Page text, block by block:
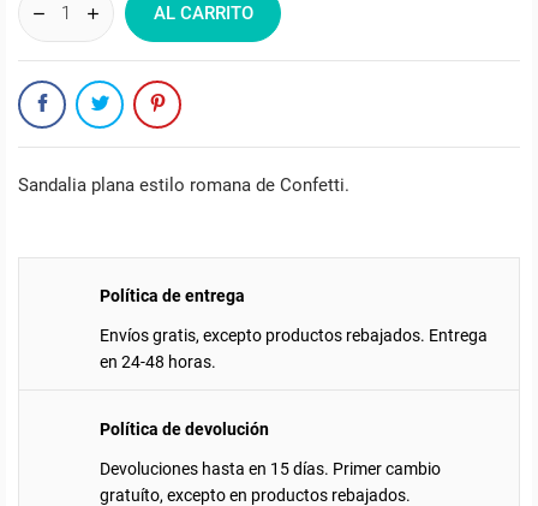
AL CARRITO
Sandalia plana estilo romana de Confetti.
Política de entrega
Envíos gratis, excepto productos rebajados. Entrega
en 24-48 horas.
Política de devolución
Devoluciones hasta en 15 días. Primer cambio
gratuíto, excepto en productos rebajados.